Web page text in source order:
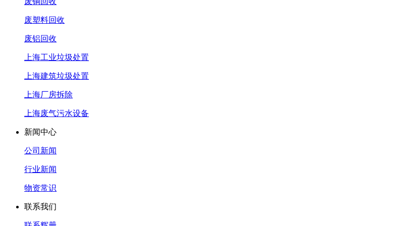
废塑料回收
废铝回收
上海工业垃圾处置
上海建筑垃圾处置
上海厂房拆除
上海废气污水设备
新闻中心
公司新闻
行业新闻
物资常识
联系我们